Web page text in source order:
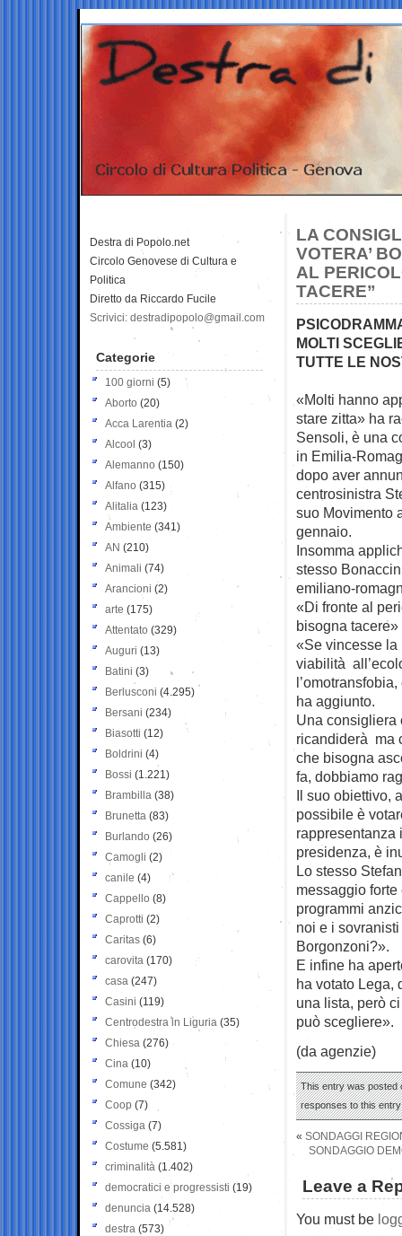
LA
VOTERA’
AL
TACERE”
MOLTI
TUTTE LE
«Molti hanno
stare zitta» ha
Sensoli, è una
in Emilia-
dopo aver
centrosinistra
suo Movimento
gennaio.
Insomma
stesso
emiliano-
«Di fronte al
bisogna
«Se vincesse la
viabilità
ha aggiunto.
Una consigliera
ricandiderà ma
che bisogna
fa, dobbiamo
Il suo obiettivo,
possibile è
rappresentanza
presidenza, è
Lo stesso
messaggio
programmi
noi e i
Borgonzoni?».
E infine ha
ha votato Lega,
una lista, però
può scegliere».
(da agenzie)
This entry was posted
responses to this
« SONDAGGI
SONDAGGIO
Leave a
You must be
Destra di Popolo.net
Circolo Genovese di Cultura e
Politica
Diretto da Riccardo Fucile
Scrivici: destradipopolo@gmail.com
Categorie
100 giorni (5)
Aborto (20)
Acca Larentia (2)
Alcool (3)
Alemanno (150)
Alfano (315)
Alitalia (123)
Ambiente (341)
AN (210)
Animali (74)
Arancioni (2)
arte (175)
Attentato (329)
Auguri (13)
Batini (3)
Berlusconi (4.295)
Bersani (234)
Biasotti (12)
Boldrini (4)
Bossi (1.221)
Brambilla (38)
Brunetta (83)
Burlando (26)
Camogli (2)
canile (4)
Cappello (8)
Caprotti (2)
Caritas (6)
carovita (170)
casa (247)
Casini (119)
Centrodestra in Liguria (35)
Chiesa (276)
Cina (10)
Comune (342)
Coop (7)
Cossiga (7)
Costume (5.581)
criminalità (1.402)
democratici e progressisti (19)
denuncia (14.528)
destra (573)